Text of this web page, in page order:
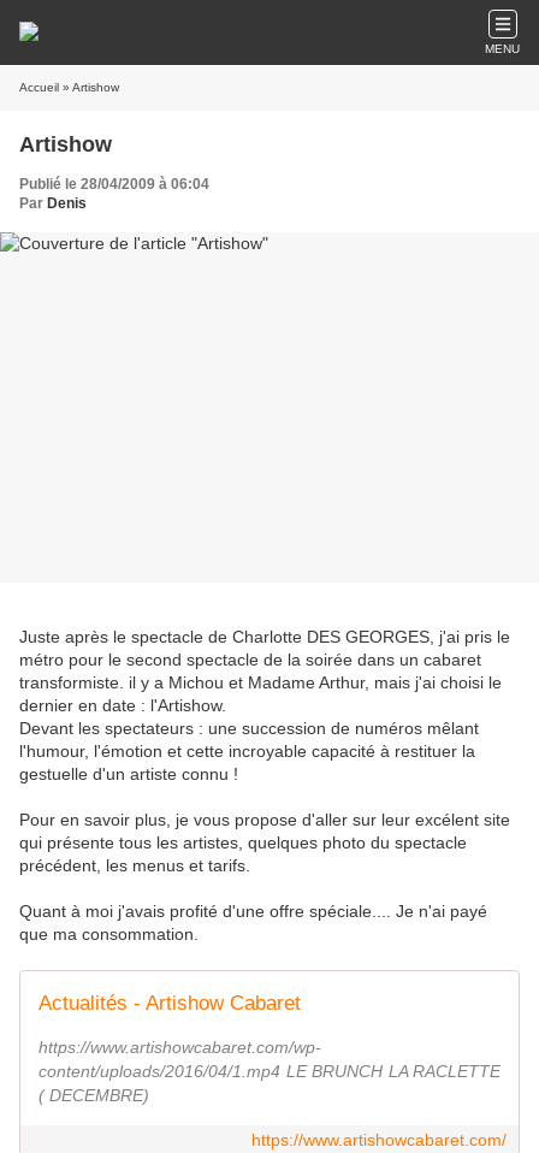
MENU
Accueil » Artishow
Artishow
Publié le 28/04/2009 à 06:04
Par Denis
Juste après le spectacle de Charlotte DES GEORGES, j'ai pris le
métro pour le second spectacle de la soirée dans un cabaret
transformiste. il y a Michou et Madame Arthur, mais j'ai choisi le
dernier en date : l'Artishow.
Devant les spectateurs : une succession de numéros mêlant
l'humour, l'émotion et cette incroyable capacité à restituer la
gestuelle d'un artiste connu !
Pour en savoir plus, je vous propose d'aller sur leur excélent site
qui présente tous les artistes, quelques photo du spectacle
précédent, les menus et tarifs.
Quant à moi j'avais profité d'une offre spéciale.... Je n'ai payé
que ma consommation.
Actualités - Artishow Cabaret
https://www.artishowcabaret.com/wp-
content/uploads/2016/04/1.mp4 LE BRUNCH LA RACLETTE
( DECEMBRE)
https://www.artishowcabaret.com/